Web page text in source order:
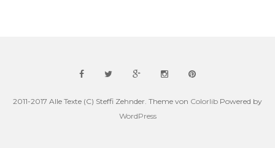
2011-2017 Alle Texte (C) Steffi Zehnder. Theme von Colorlib Powered by
WordPress